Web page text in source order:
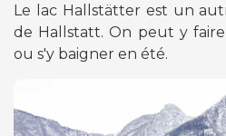
Le lac Hallstätter est un
de Hallstatt. On peut y
ou s'y baigner en été.